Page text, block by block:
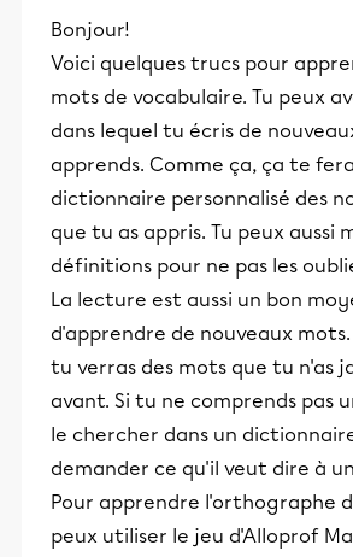
Bonjour!
Voici quelques trucs pour
mots de vocabulaire. Tu peux
dans lequel tu écris de
apprends. Comme ça, ça te
dictionnaire personnalisé des
que tu as appris. Tu peux aussi
définitions pour ne pas les
La lecture est aussi un bon
d'apprendre de nouveaux mots.
tu verras des mots que tu n'as
avant. Si tu ne comprends pas
le chercher dans un
demander ce qu'il veut dire à
Pour apprendre l'orthographe
peux utiliser le jeu d'Alloprof